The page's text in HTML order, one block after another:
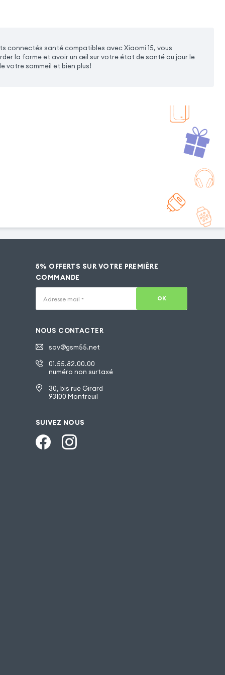
connectés santé compatibles avec Xiaomi 15, vous
la forme et avoir un œil sur votre état de santé au jour le
votre sommeil et bien plus!
5% OFFERTS SUR VOTRE PREMIÈRE
COMMANDE
Adresse mail * OK
NOUS CONTACTER
sav@gsm55.net
01.55.82.00.00
numéro non surtaxé
30, bis rue Girard
93100 Montreuil
SUIVEZ NOUS